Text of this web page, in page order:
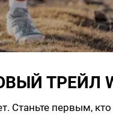
ТРЕЙЛ
Станьте первым,